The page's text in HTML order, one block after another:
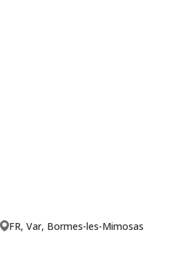
FR, Var, Bormes-les-Mimosas